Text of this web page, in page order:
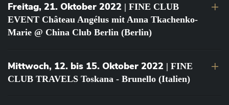
Freitag, 21. Oktober 2022 | FINE CLUB
EVENT Château Angélus mit Anna Tkachenko-
Marie @ China Club Berlin (Berlin)
Mittwoch, 12. bis 15. Oktober 2022 | FINE
CLUB TRAVELS Toskana - Brunello (Italien)